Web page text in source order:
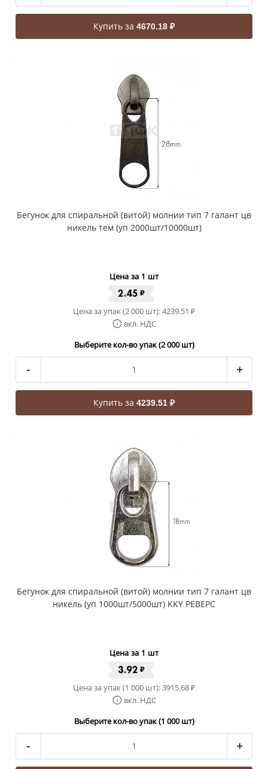
Купить за 4670.18 ₽
Бегунок для спиральной (витой) молнии тип 7 галант цв
никель тем (уп 2000шт/10000шт)
Цена за 1 шт
2.45 ₽
Цена за упак (2 000 шт):4239.51 ₽
вкл. НДС
Выберите кол-во упак (2 000 шт)
- +
Купить за 4239.51 ₽
Бегунок для спиральной (витой) молнии тип 7 галант цв
никель (уп 1000шт/5000шт) KKY РЕВЕРС
Цена за 1 шт
3.92 ₽
Цена за упак (1 000 шт):3915.68₽
вкл. НДС
Выберите кол-во упак (1 000 шт)
- +